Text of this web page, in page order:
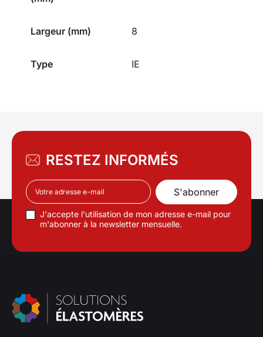
Largeur (mm) 8
Type IE
RESTEZ INFORMÉS
J'accepte l'utilisation de mon adresse e-mail pour
m'abonner à la newsletter mensuelle.